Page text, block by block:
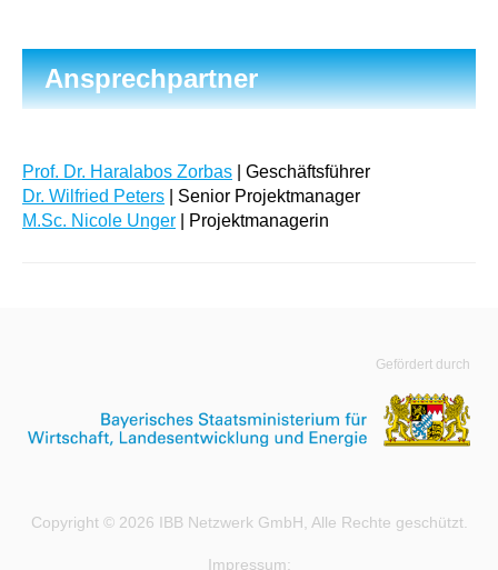
Ansprechpartner
Prof. Dr. Haralabos Zorbas | Geschäftsführer
Dr. Wilfried Peters | Senior Projektmanager
M.Sc. Nicole Unger | Projektmanagerin
Gefördert durch
Copyright © 2026 IBB Netzwerk GmbH, Alle Rechte geschützt.
Impressum: